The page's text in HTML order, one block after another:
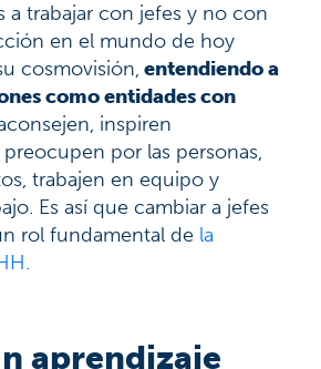
a trabajar con jefes y no con
en el mundo de hoy
cosmovisión, entendiendo a
como entidades con
inspiren
por las personas,
trabajen en equipo y
Es así que cambiar a jefes
rol fundamental de la
aprendizaje